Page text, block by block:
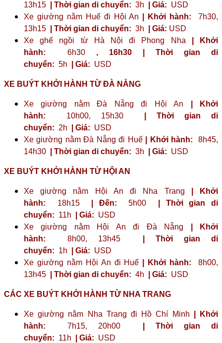
13h15 | Thời gian di chuyển: 3h | Giá: USD
Xe giường nằm Huế đi Hội An
| Khởi hành: 7h30,
13h15
| Thời gian di chuyển: 3h | Giá: USD
Xe ghế ngồi từ Hà Nội đi Phong Nha
| Khởi
hành: 6h30 , 16h30
| Thời gian di
chuyển: 5h | Giá: USD
XE BUÝT KHỞI HÀNH TỪ ĐÀ NẴNG
Xe giường nằm Đà Nẵng đi Hội An
| Khởi
hành: 10h00, 15h30
| Thời gian di
chuyển: 2h | Giá: USD
Xe giường nằm Đà Nẵng đi Huế
| Khởi hành: 8h45,
14h30
| Thời gian di chuyển: 3h | Giá: USD
XE BUÝT KHỞI HÀNH TỪ HỘI AN
Xe giường nằm Hội An đi Nha Trang
| Khởi
hành: 18h15 | Đến: 5h00
| Thời gian di
chuyển: 11h | Giá: USD
Xe giường nằm Hội An đi Đà Nẵng
| Khởi
hành: 8h00, 13h45
| Thời gian di
chuyển: 1h | Giá: USD
Xe giường nằm Hội An đi Huế
| Khởi hành: 8h00,
13h45
| Thời gian di chuyển: 4h | Giá: USD
CÁC XE BUÝT KHỞI HÀNH TỪ NHA TRANG
Xe giường nằm Nha Trang đi Hồ Chí Minh
| Khởi
hành: 7h15, 20h00
| Thời gian di
chuyển: 11h | Giá: USD